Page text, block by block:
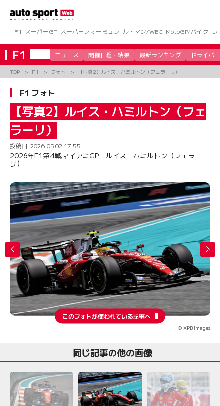
ツ
へ
ス
キ
ッ
F1 スーパーGT スーパーフォーミュラ ル・マン/WEC MotoGP/バイク ラ
F1 ニュース 開催日程・結果 最新ランキング ドライバー
TOP F1 フォト 【写真2】ルイス・ハミルトン（フェラーリ）
F1 フォト
【写真2】ルイス・ハミルトン（フェ
ラーリ）
投稿日: 2026.05.02 17:55
2026年F1第4戦マイアミGP ルイス・ハミルトン（フェラー
リ）
このフォトが使われている記事へ
© XPB Images
同じ記事の他の画像